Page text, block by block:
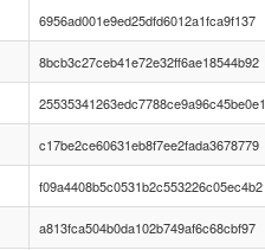
6956ad001e9ed25dfd6012a1fca9f137
8bcb3c27ceb41e72e32ff6ae18544b92
25535341263edc7788ce9a96c45be0e1
c17be2ce60631eb8f7ee2fada3678779
f09a4408b5c0531b2c553226c05ec4b2
a813fca504b0da102b749af6c68cbf97